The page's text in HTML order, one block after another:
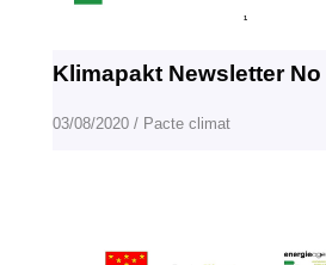
Klimapakt Newsletter No
03/08/2020/ Pacte climat